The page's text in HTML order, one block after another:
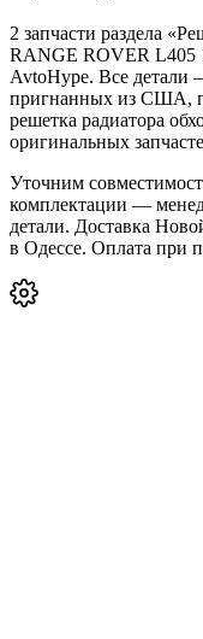
2 запчасти раздела
RANGE ROVER L405
AvtoHype. Все детали
пригнанных из США,
решетка радиатора
оригинальных
Уточним
комплектации —
детали. Доставка
в Одессе. Оплата при